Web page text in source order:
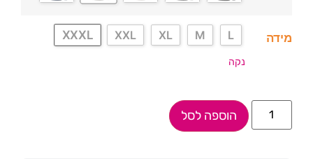
מידה L
M
XL
XXL
XXXL
נקה
הוספה לסל